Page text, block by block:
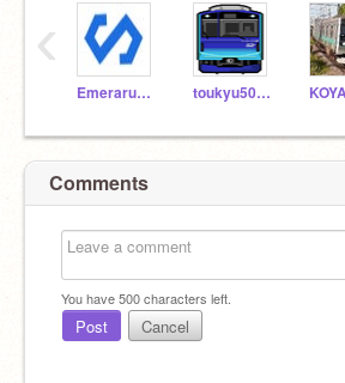
Emerarudo7 toukyu501R
‹
Comments
You have500characters left.
Post Cancel